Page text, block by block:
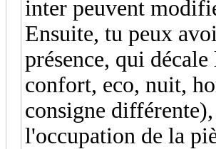
inter peuvent
Ensuite, tu peux
présence, qui
confort, eco, nuit,
consigne
l'occupation de la